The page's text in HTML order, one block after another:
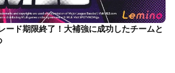
ード期限終了！大補強に成功したチームと